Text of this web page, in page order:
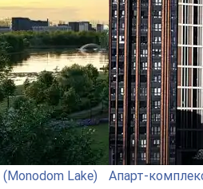
Lake)
Апарт-